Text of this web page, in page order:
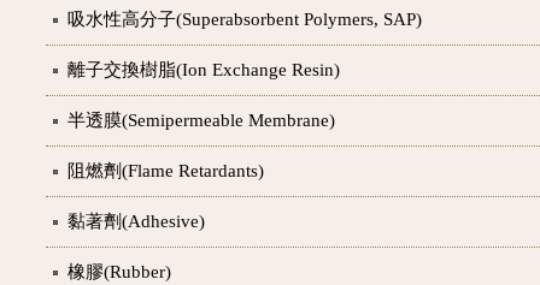
吸水性高分子(Superabsorbent Polymers, SAP)
離子交換樹脂(Ion Exchange Resin)
半透膜(Semipermeable Membrane)
阻燃劑(Flame Retardants)
黏著劑(Adhesive)
橡膠(Rubber)